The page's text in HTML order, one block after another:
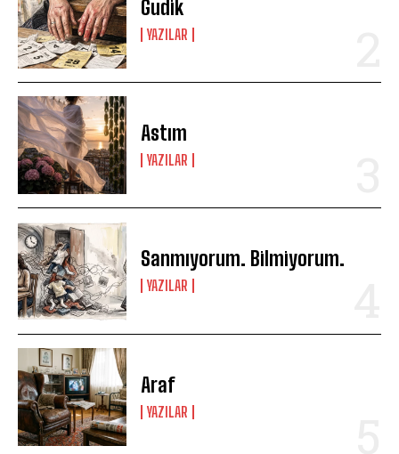
Gudik
YAZILAR
Astım
YAZILAR
Sanmıyorum. Bilmiyorum.
YAZILAR
Araf
YAZILAR